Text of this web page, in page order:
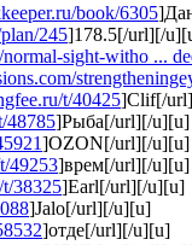
book/6305
245]178.5[/url][/
sight-witho ...
t/40425]Clif[/
48785]Рыба[/url][/u][u]
]OZON[/url][/u][u]
49253]врем[/url][/u][u]
t/38325]Earl[/url][/u][u]
]Jalo[/url][/u][u]
]отде[/url][/u][u]